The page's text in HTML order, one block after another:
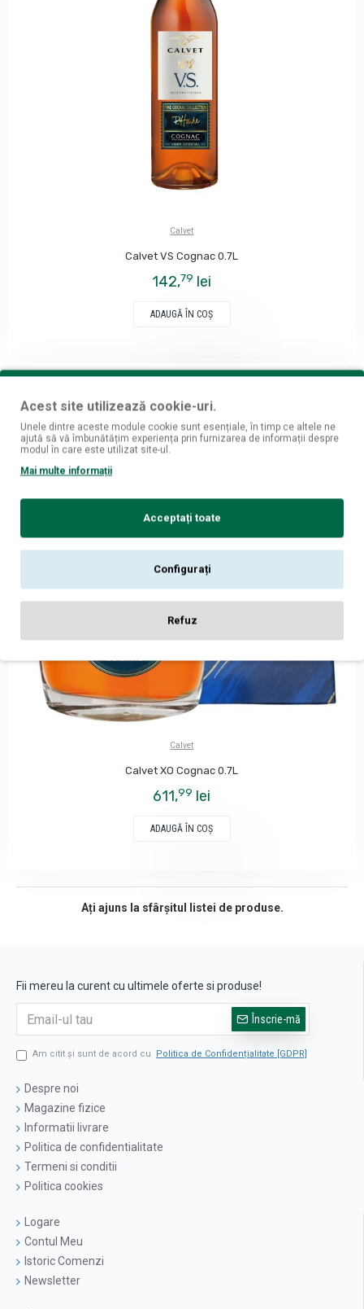
Calvet
Calvet VS Cognac 0.7L
142,79 lei
ADAUGĂ ÎN COŞ
Calvet
Calvet XO Cognac 0.7L
611,99 lei
ADAUGĂ ÎN COŞ
Ați ajuns la sfârșitul listei de produse.
Fii mereu la curent cu ultimele oferte si produse!
Înscrie-mă
Am citit şi sunt de acord cu Politica de Confidențialitate [GDPR]
Despre noi
Magazine fizice
Informatii livrare
Politica de confidentialitate
Termeni si conditii
Politica cookies
Logare
Contul Meu
Istoric Comenzi
Newsletter
Acest site utilizează cookie-uri.
Unele dintre aceste module cookie sunt esențiale, în timp ce altele ne
ajută să vă îmbunătățim experiența prin furnizarea de informații despre
modul în care este utilizat site-ul.
Mai multe informații
Acceptați toate
Configurați
Refuz